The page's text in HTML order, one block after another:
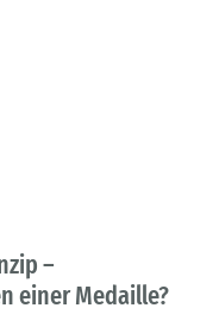
–
einer Medaille?